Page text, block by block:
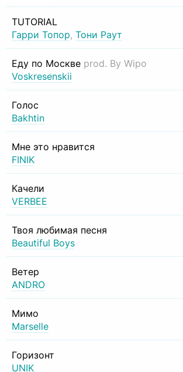
TUTORIAL
Гарри Топор, Тони Раут
Еду по Москве prod. By Wipo
Voskresenskii
Голос
Bakhtin
Мне это нравится
FINIK
Качели
VERBEE
Твоя любимая песня
Beautiful Boys
Ветер
ANDRO
Мимо
Marselle
Горизонт
UNIK